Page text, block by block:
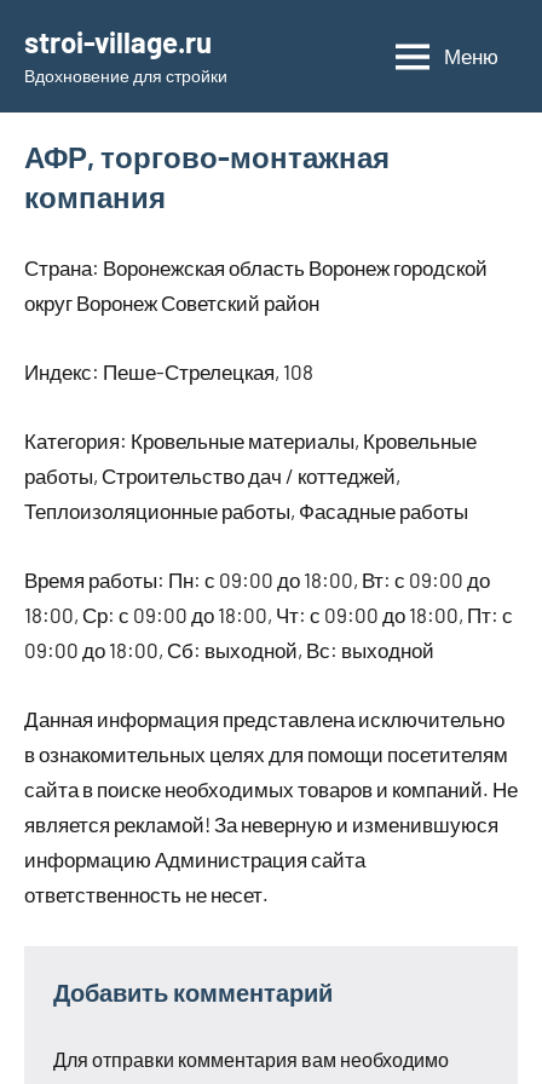
содержимому
stroi-village.ru
Вдохновение для стройки
Меню
АФР, торгово-монтажная
компания
Страна: Воронежская область Воронеж городской
округ Воронеж Советский район
Индекс: Пеше-Стрелецкая, 108
Категория: Кровельные материалы, Кровельные
работы, Строительство дач / коттеджей,
Теплоизоляционные работы, Фасадные работы
Время работы: Пн: с 09:00 до 18:00, Вт: с 09:00 до
18:00, Ср: с 09:00 до 18:00, Чт: с 09:00 до 18:00, Пт: с
09:00 до 18:00, Сб: выходной, Вс: выходной
Данная информация представлена исключительно
в ознакомительных целях для помощи посетителям
сайта в поиске необходимых товаров и компаний. Не
является рекламой! За неверную и изменившуюся
информацию Администрация сайта
ответственность не несет.
Добавить комментарий
Для отправки комментария вам необходимо